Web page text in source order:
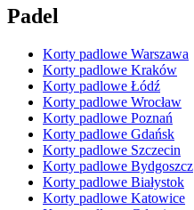
Padel
Korty padlowe Warszawa
Korty padlowe Kraków
Korty padlowe Łódź
Korty padlowe Wrocław
Korty padlowe Poznań
Korty padlowe Gdańsk
Korty padlowe Szczecin
Korty padlowe Bydgoszcz
Korty padlowe Białystok
Korty padlowe Katowice